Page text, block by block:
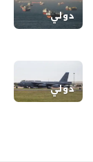
دولي
دولي